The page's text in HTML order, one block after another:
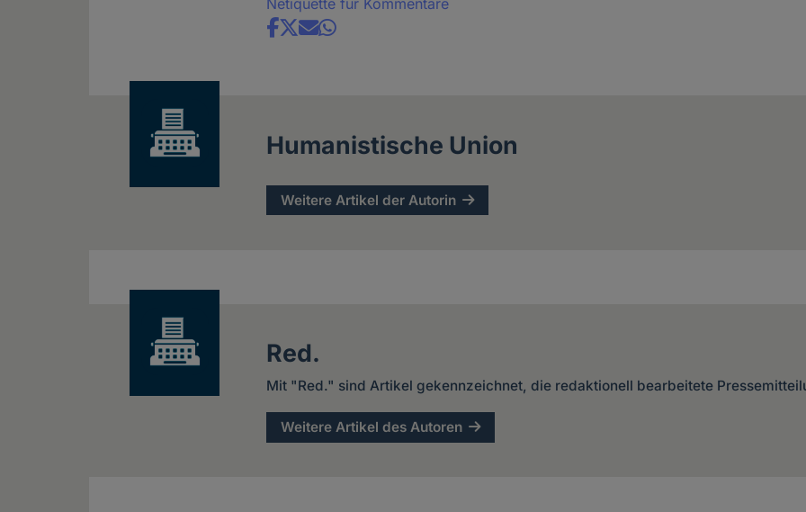
Netiquette für Kommentare
Share
Humanistische Union
Weitere Artikel der Autorin
Red.
Mit "Red." sind Artikel gekennzeichnet, die redaktionell bearbeitete
Weitere Artikel des Autoren